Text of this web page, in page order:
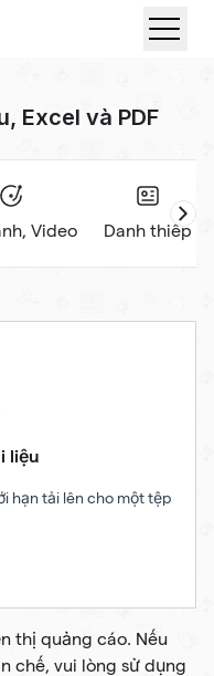
Excel và PDF
Video Danh thiếp
liệu
hạn tải lên cho một tệp
thị quảng cáo. Nếu
chế, vui lòng sử dụng